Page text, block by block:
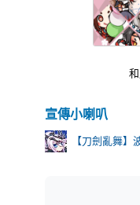
宣傳小喇叭
【刀劍亂舞】